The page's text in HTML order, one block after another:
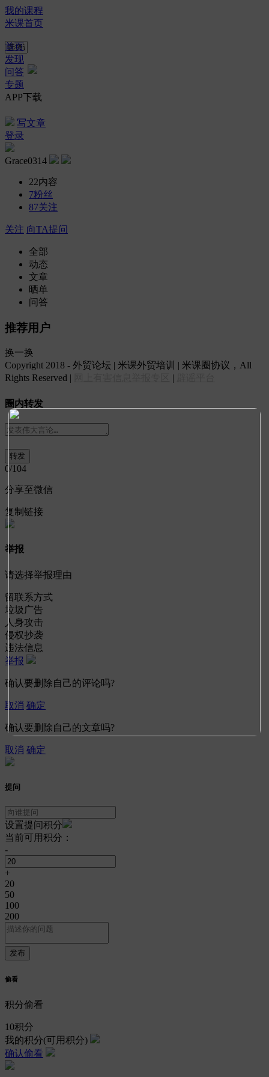
我的课程
米课首页
首页
发现
问答
专题
APP下载
写文章
登录
Grace0314
22内容
7粉丝
87关注
关注 向TA提问
全部
动态
文章
晒单
问答
推荐用户
换一换
Copyright 2018 - 外贸论坛 | 米课外贸培训 | 米课圈协议，All
Rights Reserved |
|
圈内转发
0/104
分享至微信
复制链接
举报
请选择举报理由
留联系方式
垃圾广告
人身攻击
侵权抄袭
违法信息
举报
确认要删除自己的评论吗?
取消 确定
确认要删除自己的文章吗?
取消 确定
提问
设置提问积分
当前可用积分：
-
+
20
50
100
200
偷看
积分偷看
10积分
我的积分(可用积分)
确认偷看